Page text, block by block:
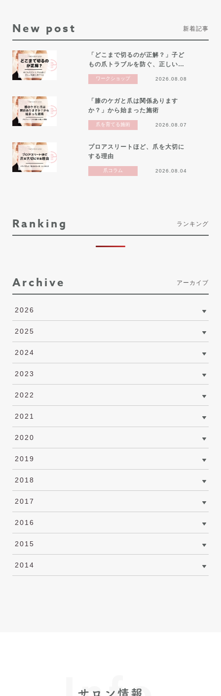
New post 新着記事
「どこまで切るのが正解？」子ど
もの爪トラブルを防ぐ、正しい…
ワークショップ 2026.08.08
「膝のケガと爪は関係あります
か？」から始まった施術
爪を育てる施術 2026.08.07
プロアスリートほど、爪を大切に
する理由
爪コラム 2026.08.04
Ranking ランキング
Archive アーカイブ
2026
2025
2024
2023
2022
2021
2020
2019
2018
2017
2016
2015
2014
サロン情報